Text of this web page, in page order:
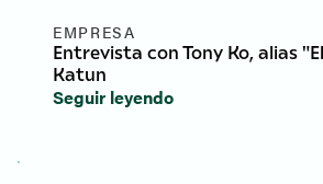
EMPRESA
Entrevista con Tony Ko, alias
Katun
Seguir leyendo